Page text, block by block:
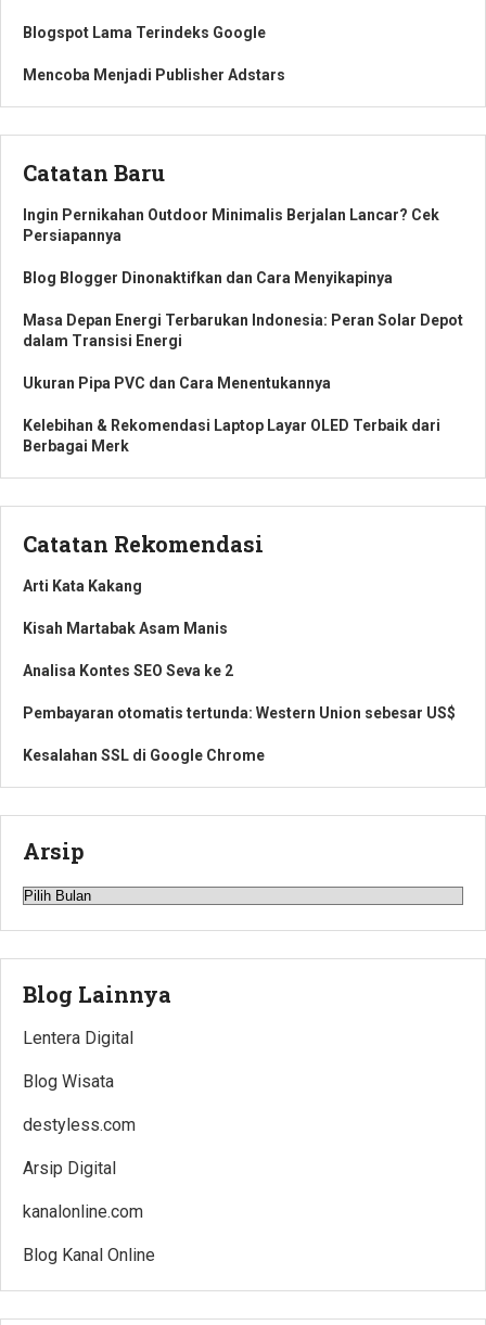
Blogspot Lama Terindeks Google
Mencoba Menjadi Publisher Adstars
Catatan Baru
Ingin Pernikahan Outdoor Minimalis Berjalan Lancar? Cek
Persiapannya
Blog Blogger Dinonaktifkan dan Cara Menyikapinya
Masa Depan Energi Terbarukan Indonesia: Peran Solar Depot
dalam Transisi Energi
Ukuran Pipa PVC dan Cara Menentukannya
Kelebihan & Rekomendasi Laptop Layar OLED Terbaik dari
Berbagai Merk
Catatan Rekomendasi
Arti Kata Kakang
Kisah Martabak Asam Manis
Analisa Kontes SEO Seva ke 2
Pembayaran otomatis tertunda: Western Union sebesar US$
Kesalahan SSL di Google Chrome
Arsip
Arsip
Blog Lainnya
Lentera Digital
Blog Wisata
destyless.com
Arsip Digital
kanalonline.com
Blog Kanal Online